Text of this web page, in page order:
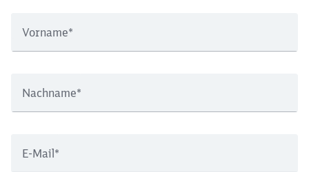
Vorname*
Nachname*
E-Mail*